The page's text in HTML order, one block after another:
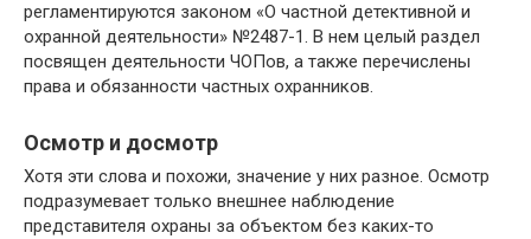
регламентируются законом «О частной детективной и
охранной деятельности» №2487-1. В нем целый раздел
посвящен деятельности ЧОПов, а также перечислены
права и обязанности частных охранников.
Осмотр и досмотр
Хотя эти слова и похожи, значение у них разное. Осмотр
подразумевает только внешнее наблюдение
представителя охраны за объектом без каких-то